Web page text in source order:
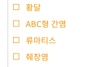
황달
ABC형 간염
류마티스
췌장염